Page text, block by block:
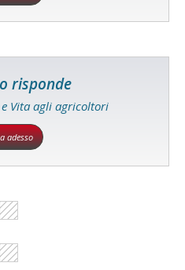
risponde
Vita agli agricoltori
adesso